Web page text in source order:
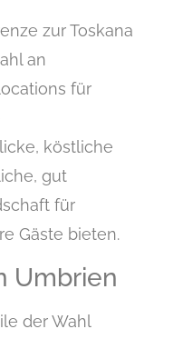
zur Toskana
an
für
köstliche
gut
für
Gäste bieten.
Umbrien
der Wahl